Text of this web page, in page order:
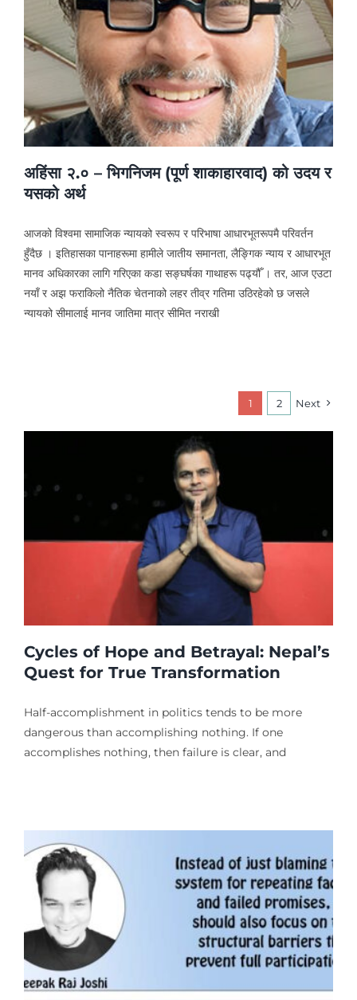
अहिंसा २.० – भिगनिजम (पूर्ण शाकाहारवाद) को उदय र
यसको अर्थ
आजको विश्वमा सामाजिक न्यायको स्वरूप र परिभाषा आधारभूतरूपमै परिवर्तन
हुँदैछ । इतिहासका पानाहरूमा हामीले जातीय समानता, लैङ्गिक न्याय र आधारभूत
मानव अधिकारका लागि गरिएका कडा सङ्घर्षका गाथाहरू पढ्यौँ । तर, आज एउटा
नयाँ र अझ फराकिलो नैतिक चेतनाको लहर तीव्र गतिमा उठिरहेको छ जसले
न्यायको सीमालाई मानव जातिमा मात्र सीमित नराखी
1 2 Next
Cycles of Hope and Betrayal: Nepal’s
Quest for True Transformation
Half-accomplishment in politics tends to be more
dangerous than accomplishing nothing. If one
accomplishes nothing, then failure is clear, and